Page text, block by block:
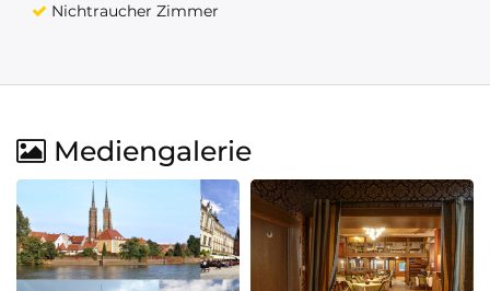
Nichtraucher Zimmer
Mediengalerie